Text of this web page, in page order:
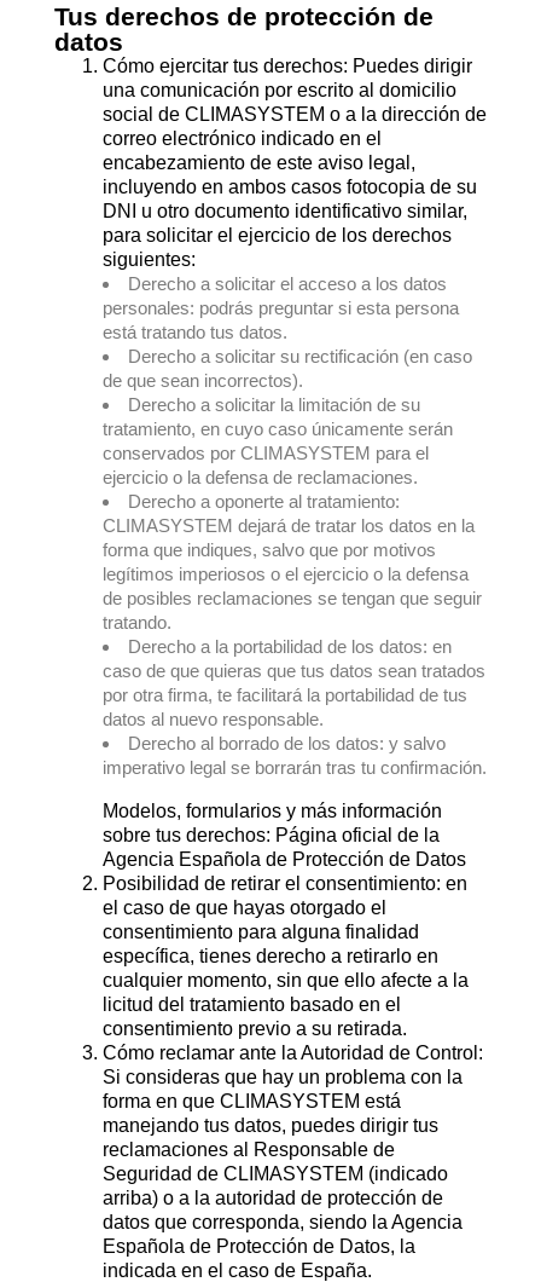
Tus derechos de protección de
datos
Cómo ejercitar tus derechos: Puedes dirigir
una comunicación por escrito al domicilio
social de CLIMASYSTEM o a la dirección de
correo electrónico indicado en el
encabezamiento de este aviso legal,
incluyendo en ambos casos fotocopia de su
DNI u otro documento identificativo similar,
para solicitar el ejercicio de los derechos
siguientes:
Derecho a solicitar el acceso a los datos
personales: podrás preguntar si esta persona
está tratando tus datos.
Derecho a solicitar su rectificación (en caso
de que sean incorrectos).
Derecho a solicitar la limitación de su
tratamiento, en cuyo caso únicamente serán
conservados por CLIMASYSTEM para el
ejercicio o la defensa de reclamaciones.
Derecho a oponerte al tratamiento:
CLIMASYSTEM dejará de tratar los datos en la
forma que indiques, salvo que por motivos
legítimos imperiosos o el ejercicio o la defensa
de posibles reclamaciones se tengan que seguir
tratando.
Derecho a la portabilidad de los datos: en
caso de que quieras que tus datos sean tratados
por otra firma, te facilitará la portabilidad de tus
datos al nuevo responsable.
Derecho al borrado de los datos: y salvo
imperativo legal se borrarán tras tu confirmación.
Modelos, formularios y más información
sobre tus derechos: Página oficial de la
Agencia Española de Protección de Datos
Posibilidad de retirar el consentimiento: en
el caso de que hayas otorgado el
consentimiento para alguna finalidad
específica, tienes derecho a retirarlo en
cualquier momento, sin que ello afecte a la
licitud del tratamiento basado en el
consentimiento previo a su retirada.
Cómo reclamar ante la Autoridad de Control:
Si consideras que hay un problema con la
forma en que CLIMASYSTEM está
manejando tus datos, puedes dirigir tus
reclamaciones al Responsable de
Seguridad de CLIMASYSTEM (indicado
arriba) o a la autoridad de protección de
datos que corresponda, siendo la Agencia
Española de Protección de Datos, la
indicada en el caso de España.